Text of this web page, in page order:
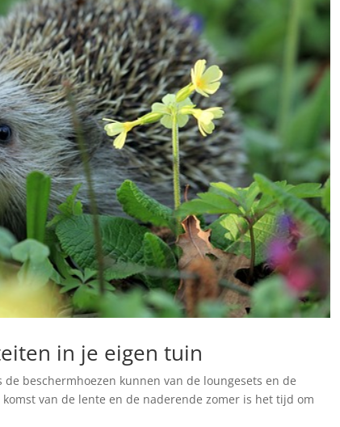
in je eigen tuin
beschermhoezen kunnen van de loungesets en de
van de lente en de naderende zomer is het tijd om